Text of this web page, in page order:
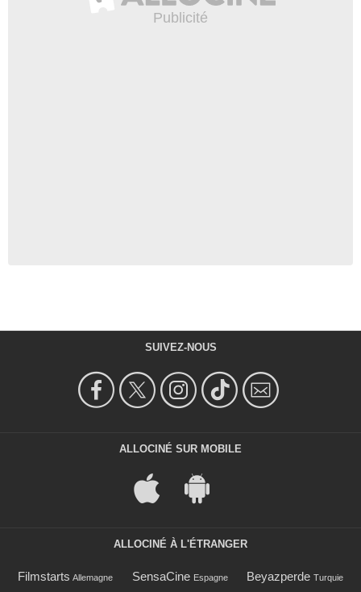
SUIVEZ-NOUS
ALLOCINÉ SUR MOBILE
ALLOCINÉ À L'ÉTRANGER
Filmstarts Allemagne SensaCine Espagne Beyazperde Turquie